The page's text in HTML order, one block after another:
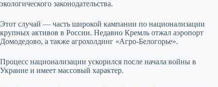
экологического законодательства.
Этот случай — часть широкой кампании по национализации
крупных активов в России. Недавно Кремль отжал аэропорт
Домодедово, а также агрохолдинг «Агро-Белогорье».
Процесс национализации ускорился после начала войны в
Украине и имеет массовый характер.